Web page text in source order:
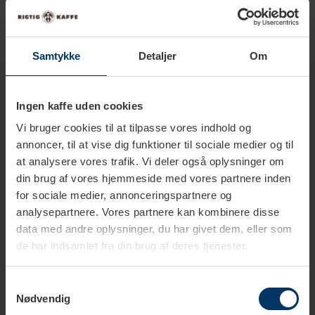
Samtykke Detaljer Om
Ingen kaffe uden cookies
Vi bruger cookies til at tilpasse vores indhold og
annoncer, til at vise dig funktioner til sociale medier og til
at analysere vores trafik. Vi deler også oplysninger om
din brug af vores hjemmeside med vores partnere inden
for sociale medier, annonceringspartnere og
analysepartnere. Vores partnere kan kombinere disse
data med andre oplysninger, du har givet dem, eller som
de har indsamlet fra din brug af deres tjenester.
Nødvendig
Rigtig Kaffe Italiensk Mixpakke 3kg Hele
Rigtig Kaffe Mixpakke 2,1kg Hele kaffebønner
599,95 DKK
Tilføj til kurv
Rigtig Kaffe Mixpakke 2,2kg Hele kaffebønner
499,95 DKK
Tilføj til kurv
Rigtig Kaffe Mixpakke 2,5kg Hele kaffebønner